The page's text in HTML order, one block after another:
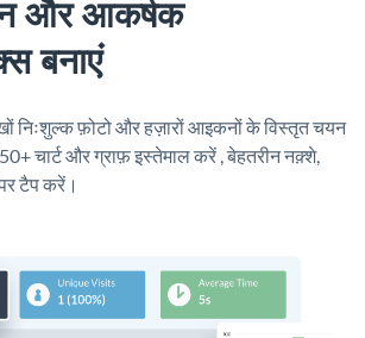
और आकर्षक
बनाएं
निःशुल्क फ़ोटो और हज़ारों आइकनों के विस्तृत चयन
चार्ट और ग्राफ़ इस्तेमाल करें , बेहतरीन नक़्शे,
टैप करें।